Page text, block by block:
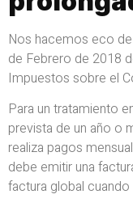
Nos hacemos eco
de Febrero de 2018
Impuestos sobre el
Para un tratamiento
prevista de un año o
realiza pagos
debe emitir una
factura global